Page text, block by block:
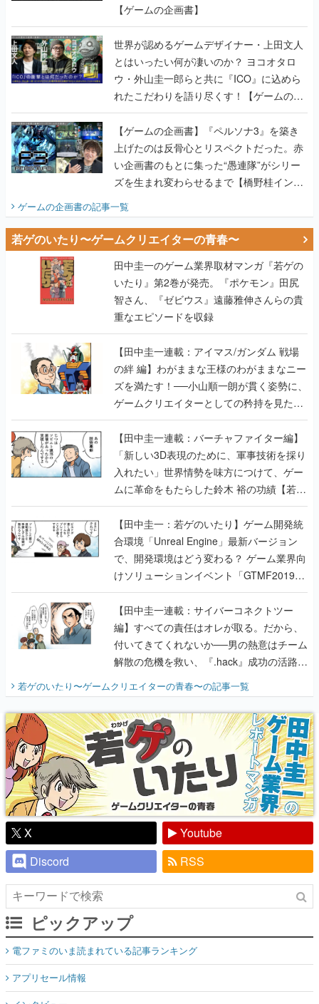
【ゲームの企画書】
世界が認めるゲームデザイナー・上田文人
とはいったい何が凄いのか？ ヨコオタロ
ウ・外山圭一郎らと共に『ICO』に込めら
れたこだわりを語り尽くす！【ゲームの企
画書】
【ゲームの企画書】『ペルソナ3』を築き
上げたのは反骨心とリスペクトだった。赤
い企画書のもとに集った“愚連隊”がシリー
ズを生まれ変わらせるまで【橋野桂インタ
ゲームの企画書の記事一覧
若ゲのいたり〜ゲームクリエイターの青春〜
田中圭一のゲーム業界取材マンガ『若ゲの
いたり』第2巻が発売。『ポケモン』田尻
智さん、『ゼビウス』遠藤雅伸さんらの貴
重なエピソードを収録
【田中圭一連載：アイマス/ガンダム 戦場
の絆 編】わがままな王様のわがままなニー
ズを満たす！──小山順一朗が貫く姿勢に、
ゲームクリエイターとしての矜持を見た
【若ゲのいたり最終回】
【田中圭一連載：バーチャファイター編】
「新しい3D表現のために、軍事技術を採り
入れたい」世界情勢を味方につけて、ゲー
ムに革命をもたらした鈴木 裕の功績【若ゲ
のいたり】
【田中圭一：若ゲのいたり】ゲーム開発統
合環境「Unreal Engine」最新バージョン
で、開発環境はどう変わる？ ゲーム業界向
けソリューションイベント「GTMF2019」
に行って、より理解を深めよう【PR】
【田中圭一連載：サイバーコネクトツー
編】すべての責任はオレが取る。だから、
付いてきてくれないか──男の熱意はチーム
解散の危機を救い、『.hack』成功の活路を
『少年ジャンプ』色だった【若ゲのいた
り】
若ゲのいたり〜ゲームクリエイターの青春〜の記事一覧
X
Youtube
Discord
RSS
ピックアップ
電ファミのいま読まれている記事ランキング
アプリセール情報